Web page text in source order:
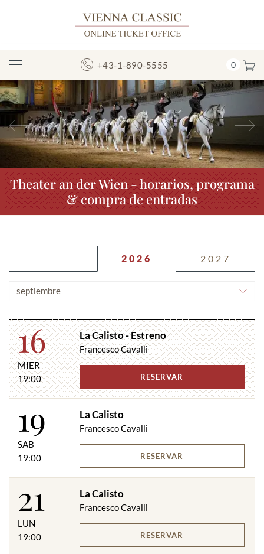
Mostrar/ocultar
la
navegación
+43-1-890-5555 0
Anterior
Theater an der Wien - horarios, programa
& compra de entradas
2027
2026
ELEGIR
MES
16
MIER
19:00
La Calisto - Estreno
Francesco Cavalli
RESERVAR
19
SAB
19:00
La Calisto
Francesco Cavalli
RESERVAR
21
LUN
19:00
La Calisto
Francesco Cavalli
RESERVAR